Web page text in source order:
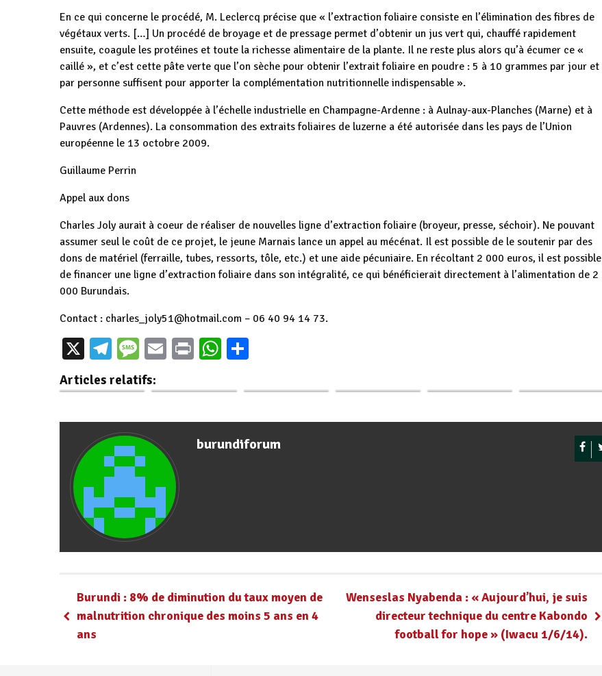
En ce qui concerne le procédé, M. Leclercq précise que « l’extraction foliaire consiste en l’élimination des fibres de
végétaux verts. […] Un procédé de broyage et de pressage permet d’obtenir un jus vert qui, chauffé rapidement
ensuite, coagule les protéines et toute la richesse alimentaire de la plante. Il ne reste plus alors qu’à écumer ce «
caillé », et c’est cette pâte verte que l’on sèche pour obtenir l’extrait foliaire en poudre : 5 à 10 grammes par jour et
par personne suffisent pour apporter la complémentation nutritionnelle indispensable ».
Cette méthode est développée à l’échelle industrielle en Champagne-Ardenne : à Aulnay-aux-Planches (Marne) et à
Pauvres (Ardennes). La consommation des extraits foliaires de luzerne a été autorisée dans les pays de l’Union
européenne le 13 octobre 2009.
Guillaume Perrin
Appel aux dons
Charles Joly aurait à coeur de réaliser de nouvelles ligne d’extraction foliaire (broyeur, presse, séchoir). Ne pouvant
assumer seul le coût de ce projet, le jeune Marnais lance un appel au mécénat. Il est possible de le soutenir par des
dons de matériel (ferraille, tubes, ressorts, tôle, etc.) et une aide pécuniaire. En récoltant 2 000 euros, il est possible
de financer une ligne d’extraction foliaire dans son intégralité, ce qui bénéficierait directement à l’alimentation de 2
000 Burundais.
Contact : charles_joly51@hotmail.com – 06 40 94 14 73.
X Telegram
Message
EmailPrintWhatsApp
Articles relatifs:
Burundi : Le
gouverneur de
contre…
L’Allemagne
rétablit des
burundiforum
Burundi : 8% de diminution du taux moyen de
malnutrition chronique des moins 5 ans en 4
ans
Wenseslas Nyabenda : « Aujourd’hui, je suis
directeur technique du centre Kabondo
football for hope » (Iwacu 1/6/14).